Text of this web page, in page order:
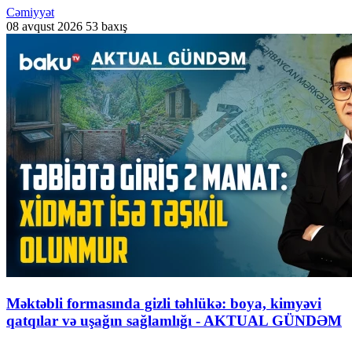
Cəmiyyət
08 avqust 2026 53 baxış
Məktəbli formasında gizli təhlükə: boya, kimyəvi
qatqılar və uşağın sağlamlığı - AKTUAL GÜNDƏM